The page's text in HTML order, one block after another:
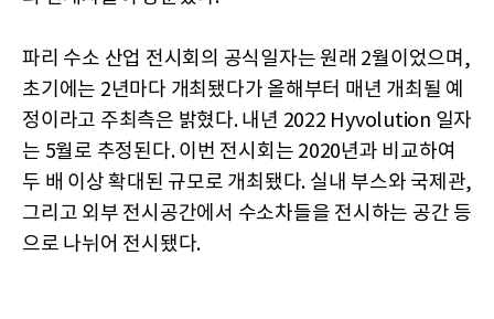
파리 수소 산업 전시회의 공식일자는 원래 2월이었으며,
초기에는 2년마다 개최됐다가 올해부터 매년 개최될 예
정이라고 주최측은 밝혔다. 내년 2022 Hyvolution 일자
는 5월로 추정된다. 이번 전시회는 2020년과 비교하여
두 배 이상 확대된 규모로 개최됐다. 실내 부스와 국제관,
그리고 외부 전시공간에서 수소차들을 전시하는 공간 등
으로 나뉘어 전시됐다.